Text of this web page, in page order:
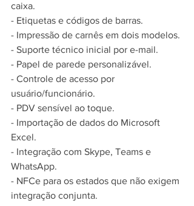
caixa.
- Etiquetas e códigos de barras.
- Impressão de carnês em dois modelos.
- Suporte técnico inicial por e-mail.
- Papel de parede personalizável.
- Controle de acesso por
usuário/funcionário.
- PDV sensível ao toque.
- Importação de dados do Microsoft
Excel.
- Integração com Skype, Teams e
WhatsApp.
- NFCe para os estados que não exigem
integração conjunta.